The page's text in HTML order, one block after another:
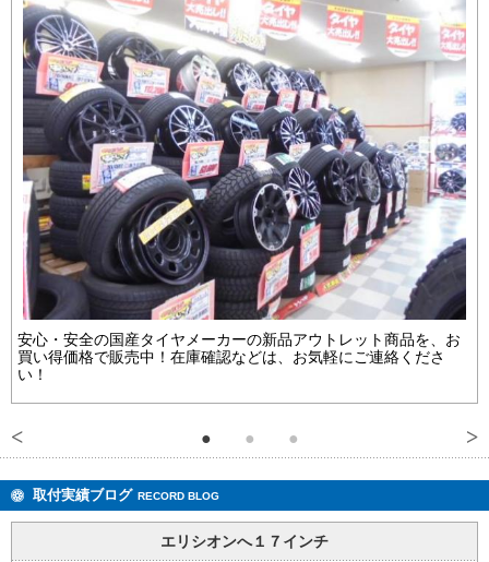
安心・安全の国産タイヤメーカーの新品アウトレット商品を、お
買い得価格で販売中！在庫確認などは、お気軽にご連絡くださ
い！
取付実績ブログ RECORD BLOG
エリシオンへ１７インチ